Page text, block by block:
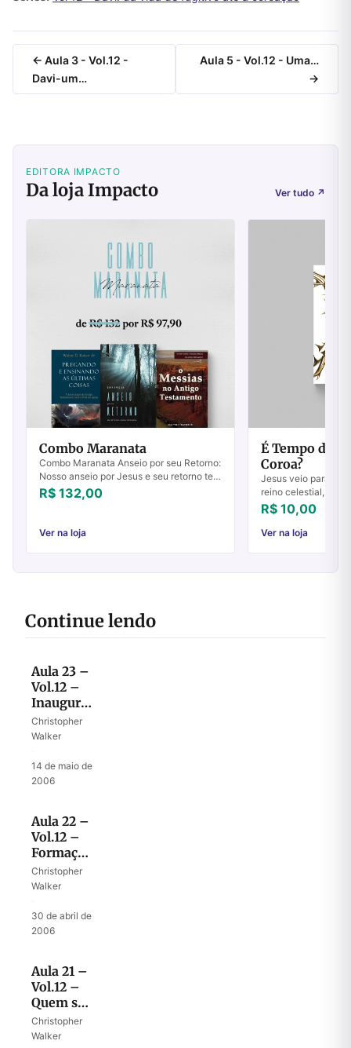
← Aula 3 - Vol.12 -
Davi-um…
Aula 5 - Vol.12 - Uma…
→
EDITORA IMPACTO
Da loja Impacto Ver tudo ↗
Combo Maranata
Combo Maranata Anseio por seu Retorno:
Nosso anseio por Jesus e seu retorno tem
origem tão somente em nosso amor por
Ele. Este livro despertará em você um sa...
R$ 132,00
Ver na loja
É Tempo de
Coroa?
Jesus veio para
reino celestial, e
De sua missão
e a morte na cruz,
R$ 10,00
Ver na loja
Continue lendo
Aula 23 –
Vol.12 –
Inauguração
do Reino
de Deus
Christopher
Walker
14 de maio de
2006
Aula 22 –
Vol.12 –
Formação
do
exército
Christopher
Walker
30 de abril de
2006
Aula 21 –
Vol.12 –
Quem são
os
valentes?
Christopher
Walker